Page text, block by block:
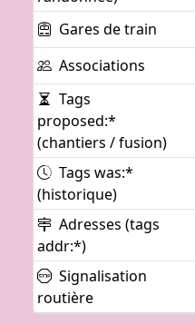
Gares de train
Associations
Tags
proposed:*
(chantiers / fusion)
Tags was:*
(historique)
Adresses (tags
addr:*)
Signalisation
routière